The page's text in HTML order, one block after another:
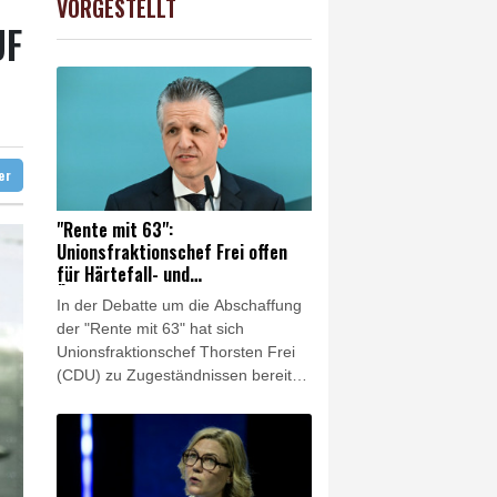
mit Vucic
0.32%
VORGESTELLT
"Rente mit 63":
Unionsfraktionschef Frei offen
für Härtefall- und
Übergangslösungen
In der Debatte um die Abschaffung
der "Rente mit 63" hat sich
Unionsfraktionschef Thorsten Frei
(CDU) zu Zugeständnissen bereit
der Abschaffung der 'Rente mit 63'
ist in jedem Fall angezeigt, und
auch über eine Übergangsregelung
wird man reden", sagte Frei den